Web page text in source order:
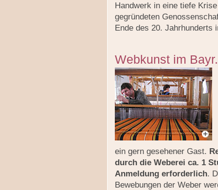
Handwerk in eine tiefe
gegründeten
Ende des 20. Jahrhunderts
Webkunst im
ein gern gesehener Gast.
durch die Weberei ca. 1
Anmeldung erforderlich.
Bewebungen der Weber